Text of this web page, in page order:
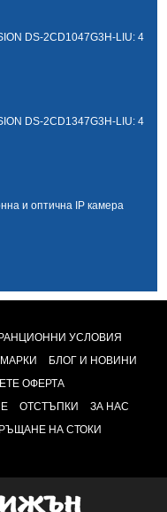
DS-2CD1047G3H-LIU: 4
DS-2CD1347G3H-LIU: 4
и оптична IP камера
УСЛОВИЯ
МАРКИ
БЛОГ И НОВИНИ
ОФЕРТА
ОТСТЪПКИ
ЗА НАС
НА СТОКИ